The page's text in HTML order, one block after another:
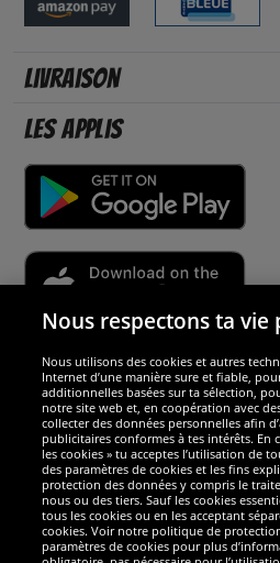
Livraison
Les applis
Sécurité
Nous sommes
Nous respectons ta vie
Nous utilisons des cookies et autres
Internet d’une manière sure et fiable,
additionnelles basées sur ta sélection,
notre site web et, en coopération avec
collecter des données personnelles afin
publicitaires conformes à tes intérêts. En
les cookies » tu acceptes l’utilisation de
des paramètres de cookies et les fins
protection des données y compris le
nous ou des tiers. Sauf les cookies
tous les cookies ou en les acceptant
cookies. Voir notre politique de
paramètres de cookies pour plus